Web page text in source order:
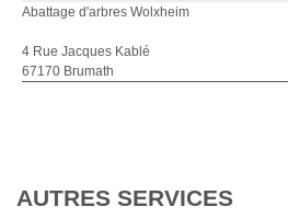
Abattage d'arbres Wolxheim
4 Rue Jacques Kablé
67170 Brumath
AUTRES SERVICES